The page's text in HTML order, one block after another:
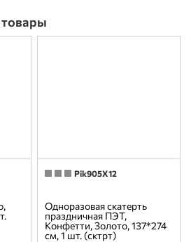
Pik905X12
Одноразовая скатерть
праздничная ПЭТ,
Конфетти, Золото, 137*274
см, 1 шт. (сктрт)